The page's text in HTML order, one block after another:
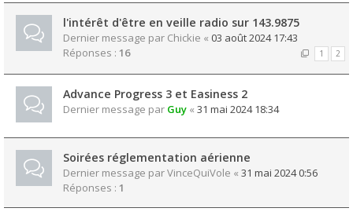
l'intérêt d'être en veille radio sur 143.9875
Dernier message par Chickie « 03 août 2024 17:43
Réponses : 16 1 2
Advance Progress 3 et Easiness 2
Dernier message par Guy « 31 mai 2024 18:34
Soirées réglementation aérienne
Dernier message parVinceQuiVole « 31 mai 2024 0:56
Réponses : 1